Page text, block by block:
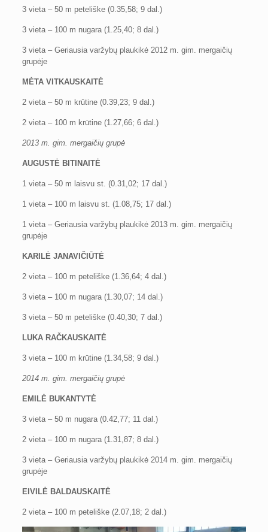
3 vieta – 50 m peteliške (0.35,58; 9 dal.)
3 vieta – 100 m nugara (1.25,40; 8 dal.)
3 vieta – Geriausia varžybų plaukikė 2012 m. gim. mergaičių
grupėje
MĖTA VITKAUSKAITĖ
2 vieta – 50 m krūtine (0.39,23; 9 dal.)
2 vieta – 100 m krūtine (1.27,66; 6 dal.)
2013 m. gim. mergaičių grupė
AUGUSTĖ BITINAITĖ
1 vieta – 50 m laisvu st. (0.31,02; 17 dal.)
1 vieta – 100 m laisvu st. (1.08,75; 17 dal.)
1 vieta – Geriausia varžybų plaukikė 2013 m. gim. mergaičių
grupėje
KARILĖ JANAVIČIŪTĖ
2 vieta – 100 m peteliške (1.36,64; 4 dal.)
3 vieta – 100 m nugara (1.30,07; 14 dal.)
3 vieta – 50 m peteliške (0.40,30; 7 dal.)
LUKA RAČKAUSKAITĖ
3 vieta – 100 m krūtine (1.34,58; 9 dal.)
2014 m. gim. mergaičių grupė
EMILĖ BUKANTYTĖ
3 vieta – 50 m nugara (0.42,77; 11 dal.)
2 vieta – 100 m nugara (1.31,87; 8 dal.)
3 vieta – Geriausia varžybų plaukikė 2014 m. gim. mergaičių
grupėje
EIVILĖ BALDAUSKAITĖ
2 vieta – 100 m peteliške (2.07,18; 2 dal.)